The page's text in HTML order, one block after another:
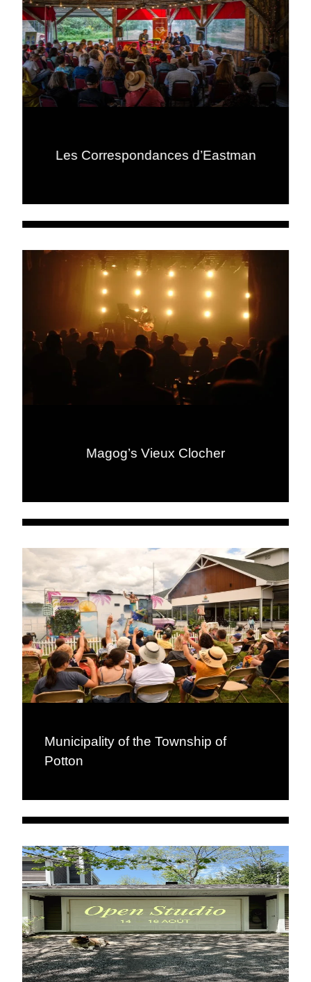
Les Correspondances d’Eastman
Magog’s Vieux Clocher
Municipality of the Township of
Potton